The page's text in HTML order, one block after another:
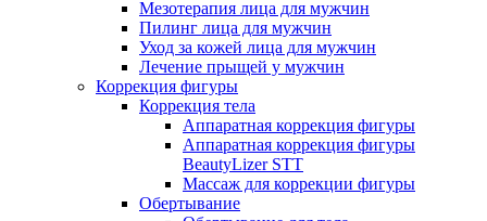
Мезотерапия лица для мужчин
Пилинг лица для мужчин
Уход за кожей лица для мужчин
Лечение прыщей у мужчин
Коррекция фигуры
Коррекция тела
Аппаратная коррекция фигуры
Аппаратная коррекция фигуры
BeautyLizer STT
Массаж для коррекции фигуры
Обертывание